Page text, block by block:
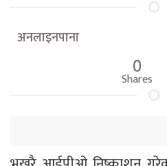
अनलाइनपाना
0
Shares